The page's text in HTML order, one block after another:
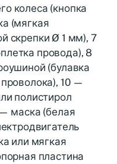
колеса (кнопка
(мягкая
скрепки Ø 1 мм), 7
провода), 8
(булавка
10 —
полистирол
маска (белая
или мягкая
пластина